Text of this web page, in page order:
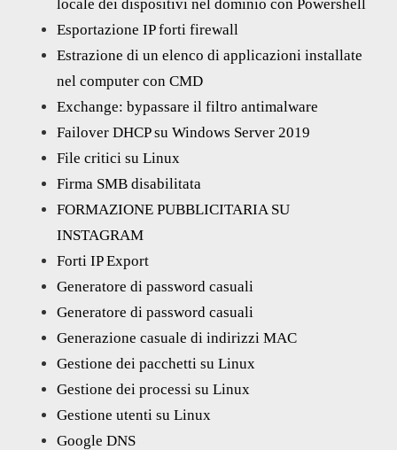
locale dei dispositivi nel dominio con Powershell
Esportazione IP forti firewall
Estrazione di un elenco di applicazioni installate
nel computer con CMD
Exchange: bypassare il filtro antimalware
Failover DHCP su Windows Server 2019
File critici su Linux
Firma SMB disabilitata
FORMAZIONE PUBBLICITARIA SU
INSTAGRAM
Forti IP Export
Generatore di password casuali
Generatore di password casuali
Generazione casuale di indirizzi MAC
Gestione dei pacchetti su Linux
Gestione dei processi su Linux
Gestione utenti su Linux
Google DNS